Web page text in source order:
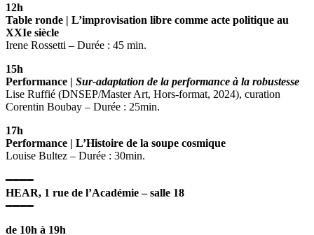
12h
Table ronde | L’improvisation libre comme acte politique au
XXIe siècle
Irene Rossetti – Durée : 45 min.
15h
Performance | Sur-adaptation de la performance à la robustesse
Lise Ruffié (DNSEP/Master Art, Hors-format, 2024), curation
Corentin Boubay – Durée : 25min.
17h
Performance | L’Histoire de la soupe cosmique
Louise Bultez – Durée : 30min.
━━━━
HEAR, 1 rue de l’Académie –salle 18
━━━━
de 10h à 19h